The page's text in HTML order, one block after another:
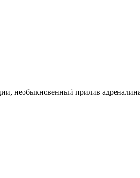
необыкновенный прилив адреналина,